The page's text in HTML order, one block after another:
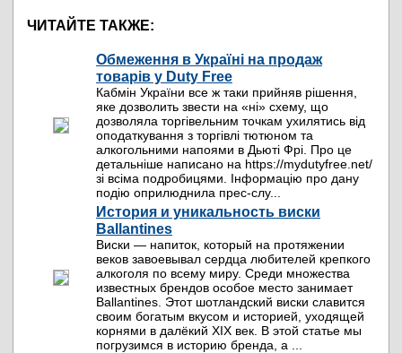
ЧИТАЙТЕ ТАКЖЕ:
Обмеження в Україні на продаж
товарів у Duty Free
Кабмін України все ж таки прийняв рішення,
яке дозволить звести на «ні» схему, що
дозволяла торгівельним точкам ухилятись від
оподаткування з торгівлі тютюном та
алкогольними напоями в Дьюті Фрі. Про це
детальніше написано на https://mydutyfree.net/
зі всіма подробицями. Інформацію про дану
подію оприлюднила прес-слу...
История и уникальность виски
Ballantines
Виски — напиток, который на протяжении
веков завоевывал сердца любителей крепкого
алкоголя по всему миру. Среди множества
известных брендов особое место занимает
Ballantines. Этот шотландский виски славится
своим богатым вкусом и историей, уходящей
корнями в далёкий XIX век. В этой статье мы
погрузимся в историю бренда, а ...